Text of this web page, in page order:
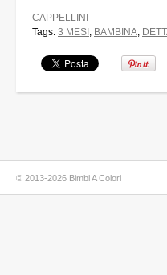
CAPPELLINI
Tags: 3 MESI , BAMBINA,
© 2013-2026 Bimbi A Colori